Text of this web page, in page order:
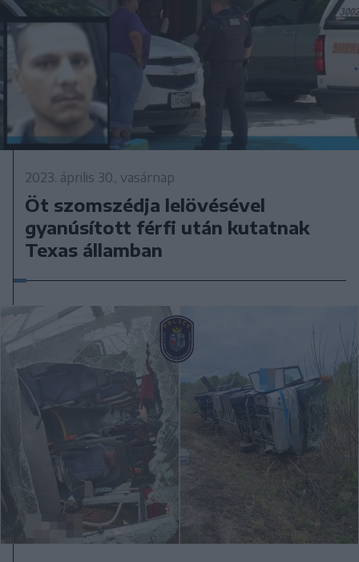
2023. április 30., vasárnap
Öt szomszédja lelövésével
gyanúsított férfi után kutatnak
Texas államban